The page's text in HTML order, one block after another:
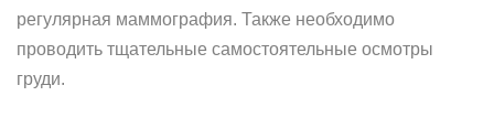
регулярная маммография. Также необходимо
проводить тщательные самостоятельные осмотры
груди.